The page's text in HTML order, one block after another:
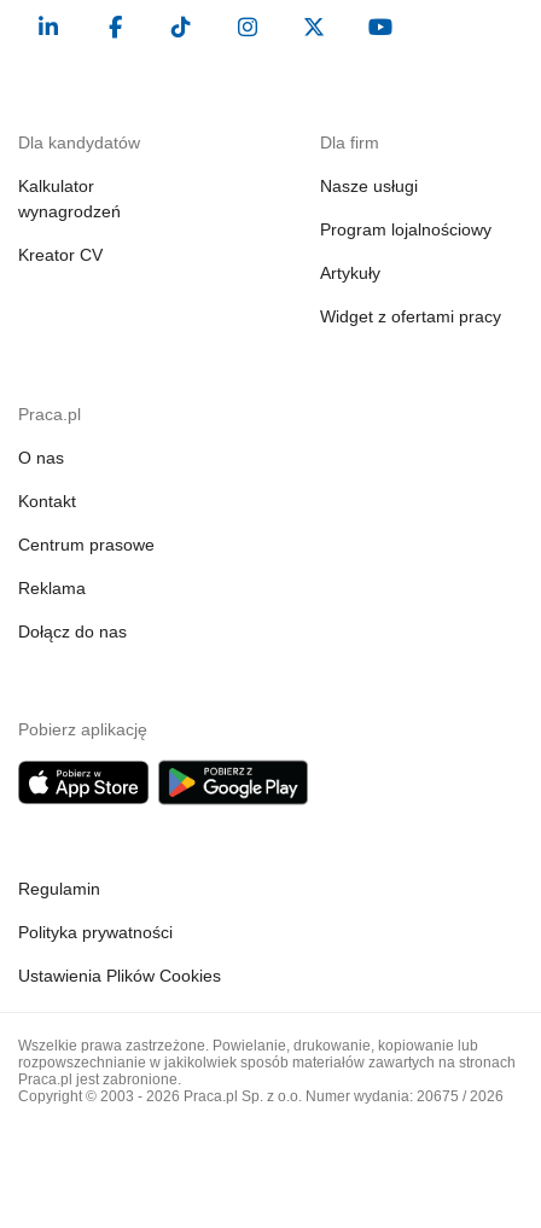
Dla kandydatów
Kalkulator
wynagrodzeń
Kreator CV
Dla firm
Nasze usługi
Program lojalnościowy
Artykuły
Widget z ofertami pracy
Praca.pl
O nas
Kontakt
Centrum prasowe
Reklama
Dołącz do nas
Pobierz aplikację
Regulamin
Polityka prywatności
Ustawienia Plików Cookies
Wszelkie prawa zastrzeżone. Powielanie, drukowanie, kopiowanie lub
rozpowszechnianie w jakikolwiek sposób materiałów zawartych na stronach
Praca.pl jest zabronione.
Copyright © 2003 - 2026 Praca.pl Sp. z o.o. Numer wydania: 20675 / 2026